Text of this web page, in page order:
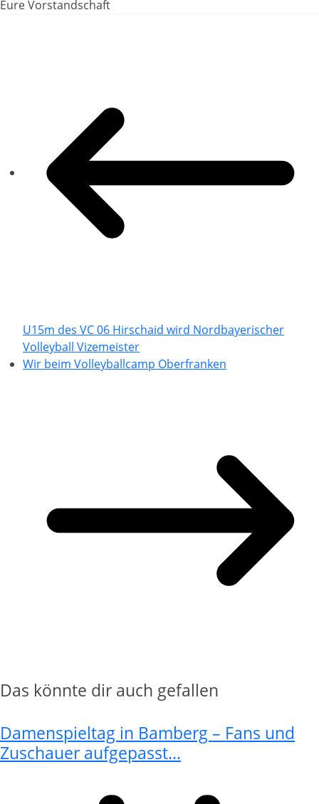
Eure Vorstandschaft
U15m des VC 06 Hirschaid wird Nordbayerischer
Volleyball Vizemeister
Wir beim Volleyballcamp Oberfranken
Das könnte dir auch gefallen
Damenspieltag in Bamberg – Fans und
Zuschauer aufgepasst…